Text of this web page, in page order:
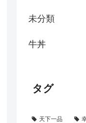
未分類
牛丼
タグ
天下一品